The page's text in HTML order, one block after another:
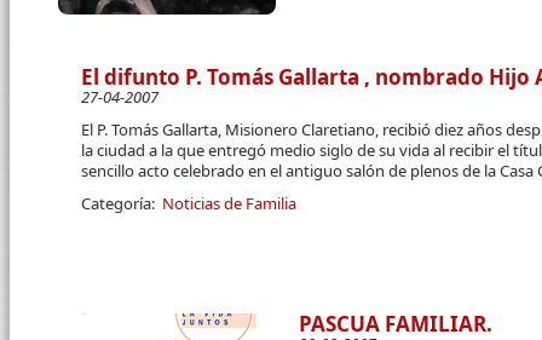
El difunto P. Tomás Gallarta , nombrado Hijo
27-04-2007
El P. Tomás Gallarta, Misionero Claretiano, recibió diez años
la ciudad a la que entregó medio siglo de su vida al recibir el
sencillo acto celebrado en el antiguo salón de plenos de la Casa
Categoría: Noticias de Familia
PASCUA FAMILIAR.